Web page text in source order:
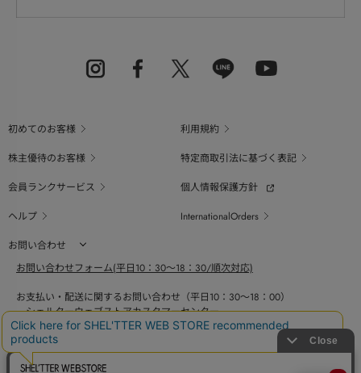
初めてのお客様
利用規約
株主優待のお客様
特定商取引法に基づく表記
会員ランクサービス
個人情報保護方針
ヘルプ
InternationalOrders
お問い合わせ
お問い合わせフォーム(平日10：30～18：30/順次対応)
お支払い・配送に関するお問い合わせ（平日10：30～18：00）
シェルターウェブストアカスタマーセンター
0800-123-6820
商品の素材、サイズ、仕様等に関するお問い合せ（平日10：30～18：00）
バロックジャパンリミテッドコールセンター
03-6730-9191